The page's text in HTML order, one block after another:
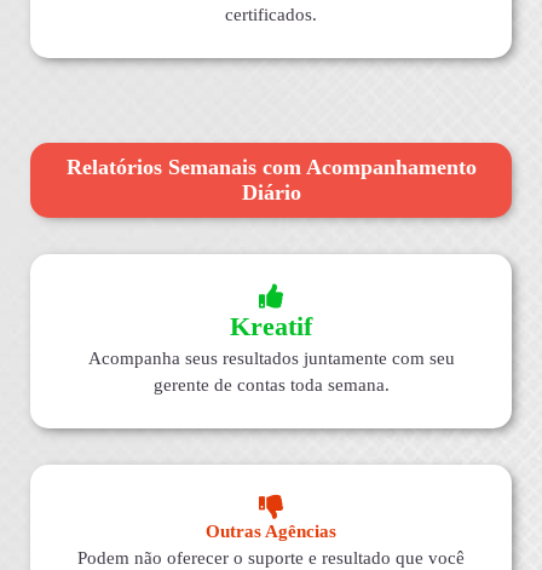
certificados.
Relatórios Semanais com Acompanhamento
Diário
Kreatif
Acompanha seus resultados juntamente com seu
gerente de contas toda semana.
Outras Agências
Podem não oferecer o suporte e resultado que você